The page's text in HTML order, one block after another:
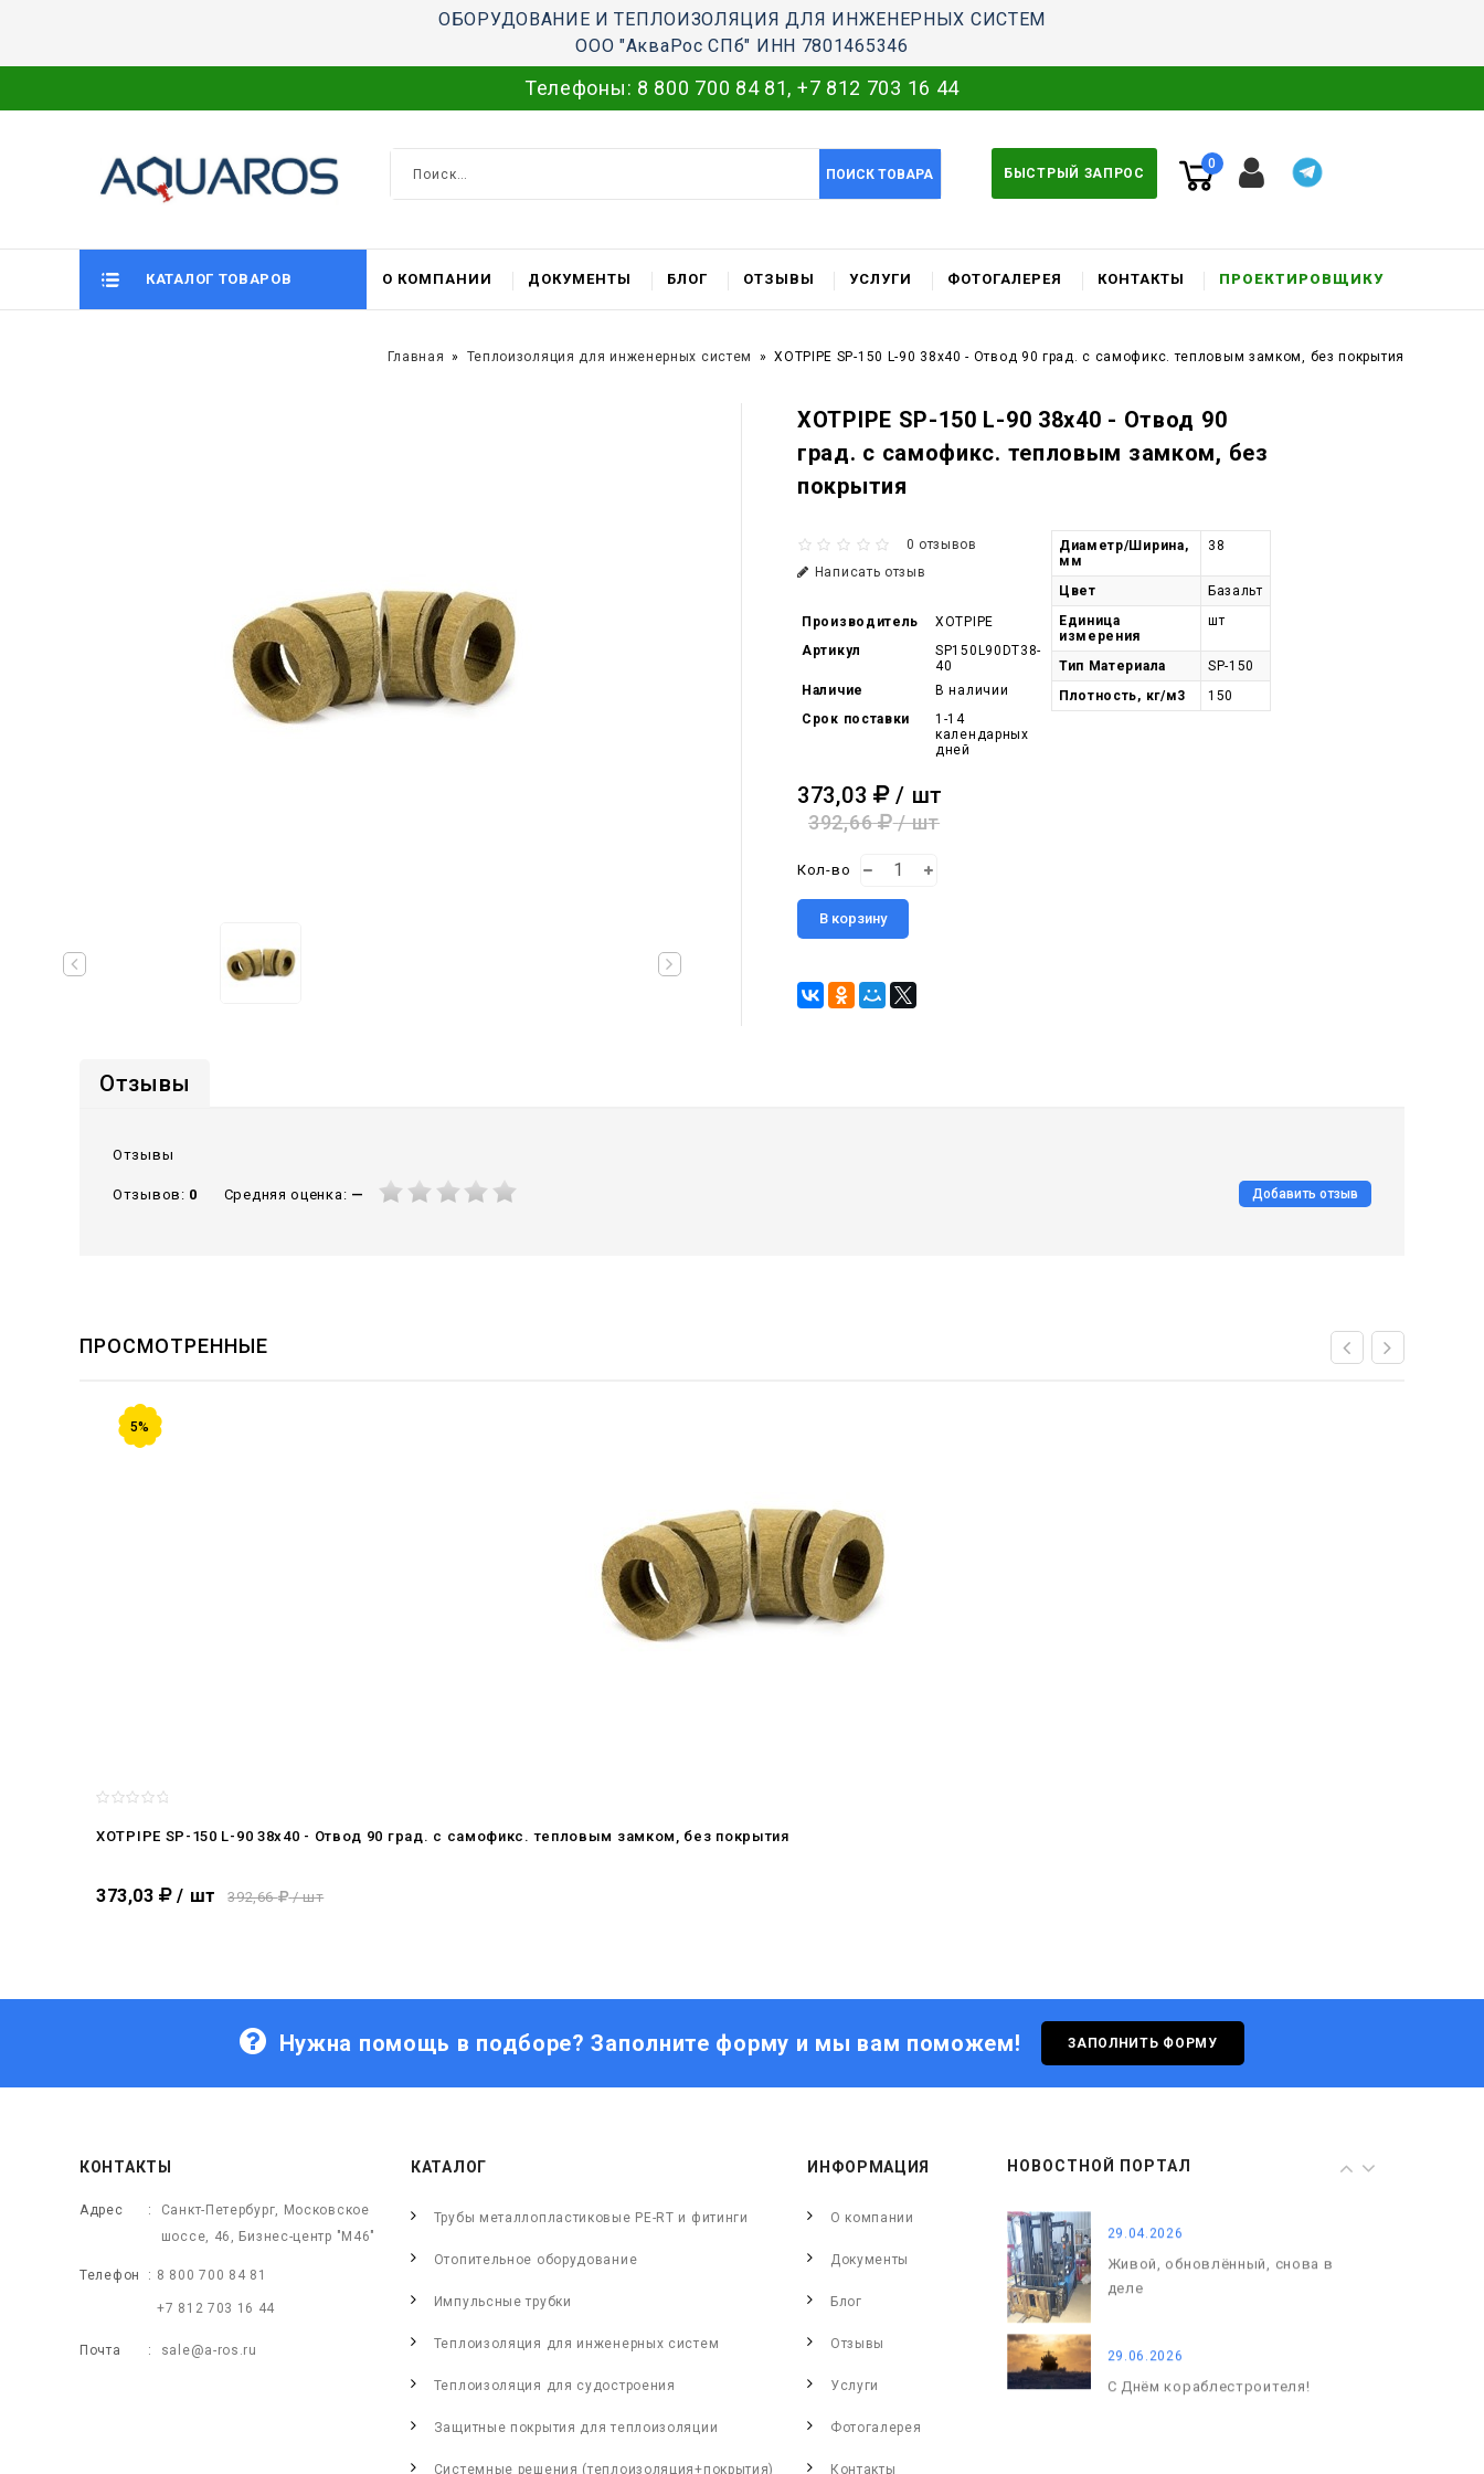
ОБОРУДОВАНИЕ И ТЕПЛОИЗОЛЯЦИЯ ДЛЯ ИНЖЕНЕРНЫХ СИСТЕМ
ООО "АкваРос СПб" ИНН 7801465346
Телефоны: 8 800 700 84 81, +7 812 703 16 44
ПОИСК ТОВАРА БЫСТРЫЙ ЗАПРОС
0
КАТАЛОГ ТОВАРОВ О КОМПАНИИ ДОКУМЕНТЫ БЛОГ ОТЗЫВЫ УСЛУГИ ФОТОГАЛЕРЕЯ КОНТАКТЫ ПРОЕКТИРОВЩИКУ
Главная Теплоизоляция для инженерных систем XOTPIPE SP-150 L-90 38x40 - Отвод 90 град. c самофикс. тепловым замком, без покрытия
XOTPIPE SP-150 L-90 38x40 - Отвод 90
град. c самофикс. тепловым замком, без
покрытия
0 отзывов
Написать отзыв
Производитель
XOTPIPE
Артикул
SP150L90DT38-
40
Наличие
В наличии
Срок поставки
1-14
календарных
дней
373,03 / шт
392,66 / шт
Кол-во
В корзину
Диаметр/Ширина,
мм
38
Цвет
Базальт
Единица
измерения
шт
Тип Материала
SP-150
Плотность, кг/м3
150
Отзывы
Отзывы
Отзывов: 0 Средняя оценка: — Добавить отзыв
ПРОСМОТРЕННЫЕ
5%
XOTPIPE SP-150 L-90 38x40 - Отвод 90 град. c самофикс. тепловым замком, без покрытия
373,03 / шт 392,66 / шт
Нужна помощь в подборе? Заполните форму и мы вам поможем! ЗАПОЛНИТЬ ФОРМУ
НОВОСТНОЙ ПОРТАЛ
С Днём кораблестроителя!
С Днём Победы. Память, которая
29.04.2026
Живой, обновлённый, снова в
деле
29.06.2026
С Днём кораблестроителя!
КОНТАКТЫ
Адрес
Санкт-Петербург, Московское
шоссе, 46, Бизнес-центр "М46"
Телефон 8 800 700 84 81
+7 812 703 16 44
Почта sale@a-ros.ru
КАТАЛОГ
Трубы металлопластиковые PE-RT и фитинги
Отопительное оборудование
Импульсные трубки
Теплоизоляция для инженерных систем
Теплоизоляция для судостроения
Защитные покрытия для теплоизоляции
Системные решения (теплоизоляция+покрытия)
ИНФОРМАЦИЯ
О компании
Документы
Блог
Отзывы
Услуги
Фотогалерея
Контакты